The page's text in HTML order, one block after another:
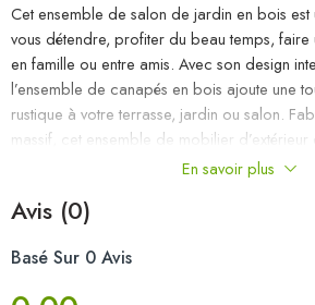
Cet ensemble de salon de jardin en bois
vous détendre, profiter du beau temps, faire
en famille ou entre amis. Avec son design
l’ensemble de canapés en bois ajoute une
rustique à votre terrasse, jardin ou salon.
massif, cet ensemble de mobilier
résistant aux intempéries. Cet ensemble de
conception modulaire permet également de
prolonger la durée de vie des meubles
En savoir plus
Avis (0)
Basé Sur 0 Avis